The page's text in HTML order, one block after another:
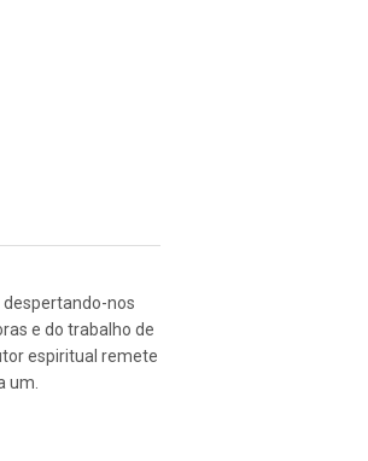
nos
e do trabalho de
espiritual remete
um.